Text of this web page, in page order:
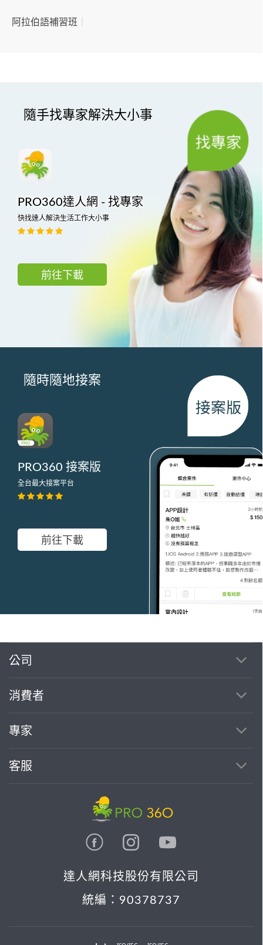
阿拉伯語補習班
隨手找專家解決大小事
PRO360達人網 - 找專家
快找達人解決生活工作大小事
前往下載
隨時隨地接案
PRO360 接案版
全台最大接案平台
前往下載
公司
消費者
專家
客服
達人網科技股份有限公司
統編：90378737
繼續完成